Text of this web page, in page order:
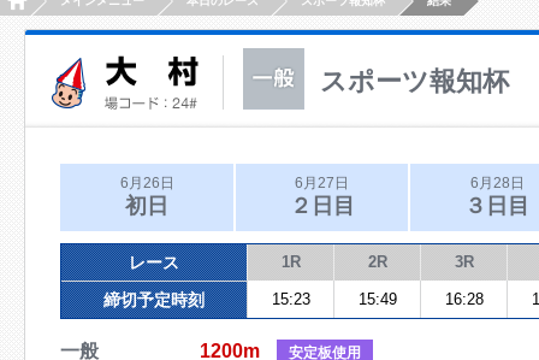
スポーツ報知杯
6月26日
初日
6月27日
２日目
6月28日
３日目
レース 1R 2R 3R
締切予定時刻 15:23 15:49 16:28
一般 1200m 安定板使用